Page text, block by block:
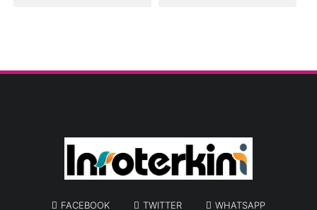
FACEBOOK TWITTER WHATSAPP